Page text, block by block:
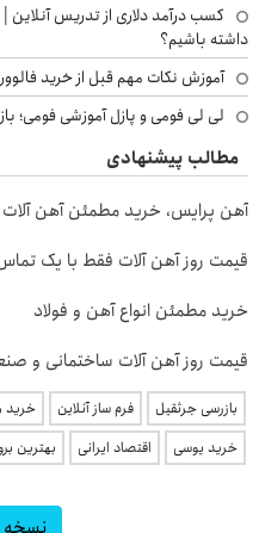
کسب درآمد دلاری از تدریس آنلاین
داشته باشیم؟
آموزش نکات مهم قبل از خرید فالوور
لی لی فومی و پازل آموزشی فومی؛
مطالب پیشنهادی
آهن پرایس، خرید مطمئن آهن آلات
قیمت روز آهن آلات فقط با یک
خرید مطمئن انواع آهن و فولاد
قیمت روز آهن آلات ساختمانی و
بازرسی جرثقیل فرم ساز آنلاین خرید
خرید یوسی
اقتصاد ایرانی بهترین